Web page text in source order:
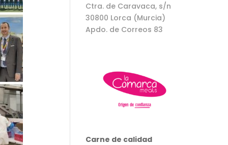
Ctra. de Caravaca, s/n
30800 Lorca (Murcia)
Apdo. de Correos 83
Carne de calidad